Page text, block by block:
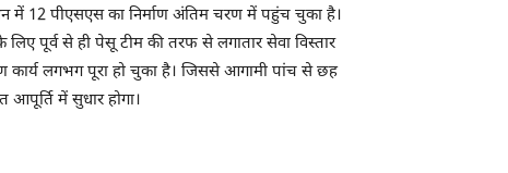
में 12 पीएसएस का निर्माण अंतिम चरण में पहुंच चुका है।
पूर्व से ही पेसू टीम की तरफ से लगातार सेवा विस्तार
कार्य लगभग पूरा हो चुका है। जिससे आगामी पांच से छह
में सुधार होगा।